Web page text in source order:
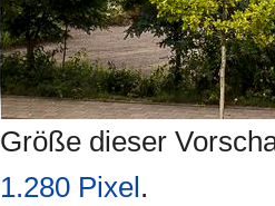
Größe dieser
1.280 Pixel.